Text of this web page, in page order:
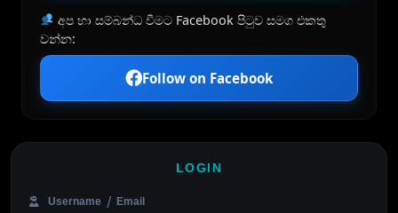
අප හා සම්බන්ධ වීමට Facebook පිටුව සමග එකතු
වන්න:
Follow on Facebook
LOGIN
Username / Email